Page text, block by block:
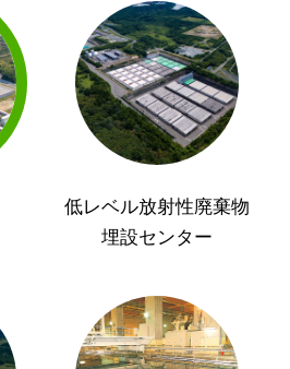
低レベル放射性廃棄物
埋設センター